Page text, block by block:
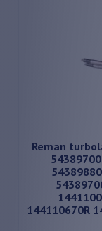
Reman
144110670R